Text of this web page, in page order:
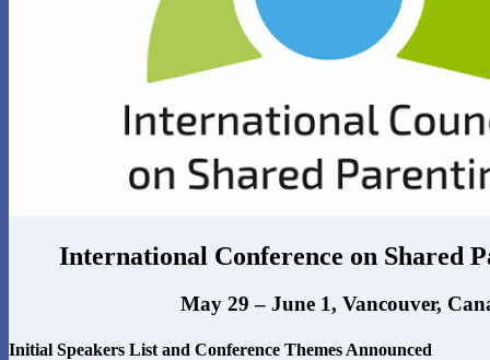
International Conference on Shared
May 29 – June 1, Vancouver,
Initial Speakers List and Conference Themes Announced